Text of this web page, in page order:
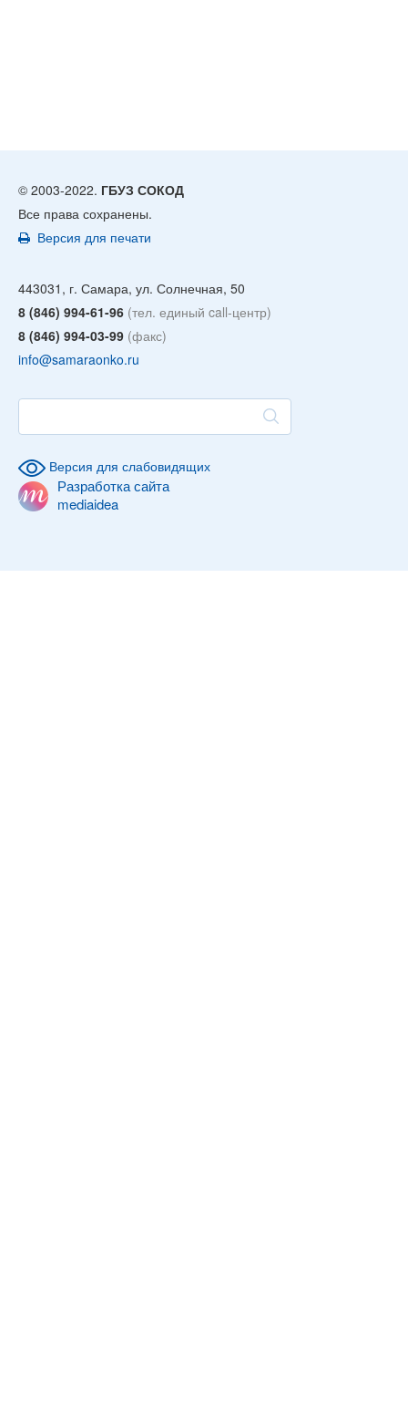
© 2003-2022. ГБУЗ СОКОД
Все права сохранены.
Версия для печати
443031, г. Самара, ул. Солнечная, 50
8 (846) 994-61-96 (тел. единый call-центр)
8 (846) 994-03-99 (факс)
info@samaraonko.ru
Версия для слабовидящих
Разработка сайта
mediaidea